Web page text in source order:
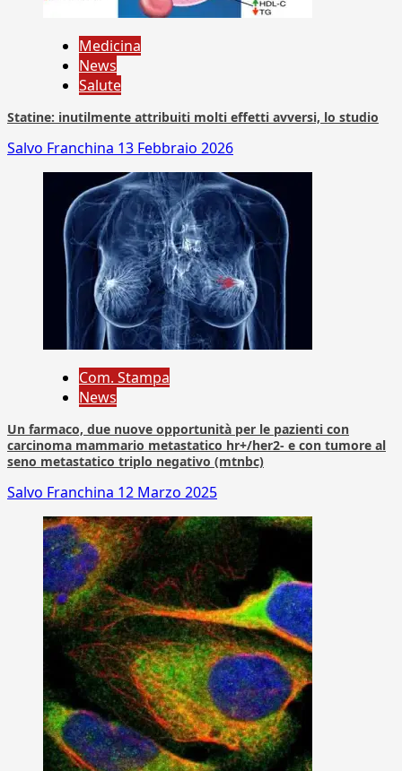
Medicina
News
Salute
Statine: inutilmente attribuiti molti effetti avversi, lo studio
Salvo Franchina 13 Febbraio 2026
Com. Stampa
News
Un farmaco, due nuove opportunità per le pazienti con
carcinoma mammario metastatico hr+/her2- e con tumore al
seno metastatico triplo negativo (mtnbc)
Salvo Franchina 12 Marzo 2025